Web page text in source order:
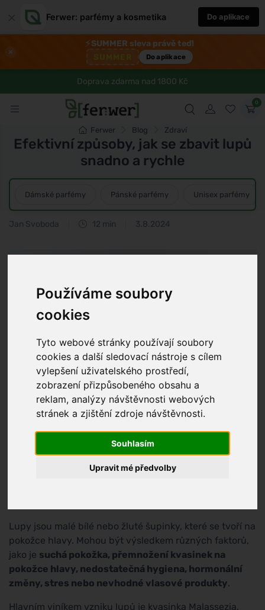
Používáme soubory
cookies
Tyto webové stránky používají soubory
cookies a další sledovací nástroje s cílem
vylepšení uživatelského prostředí,
zobrazení přizpůsobeného obsahu a
reklam, analýzy návštěvnosti webových
stránek a zjištění zdroje návštěvnosti.
Souhlasím
Upravit mé předvolby
Ferwer: parfémy a kosmetika Do aplikace
×
⚡SUMMER sleva právě teď!
Do aplikace
Doprava zdarma nad 1800 Kč
0
Ferwer Blog Zdraví
Efektivní způsoby, jak se zbavit lupů
snadno a rychle
Dámské parfémy Pánské parfémy Unisex parfémy
Jan Svoboda 12 min 3.8.2024
Lupy jsou běžným problémem, který postihuje mnoho
lidí po celém světě. I když nejsou zdraví škodlivé,
mohou být nepříjemné a způsobovat nepohodlí,
jak se zbavit lupů, ať už jde o domácí prostředky nebo
Lupy jsou malé bílé nebo žluté šupinky, které se tvoří na
pokožce hlavy. Mohou být výsledkem různých faktorů,
jako je suchá pokožka, přemnožení kvasinek na
pokožce hlavy, nedostatečná hygiena, hormonální
změny, stres nebo nevhodné vlasové produkty.
Hlavním viníkem vzniku lupů je kvasinka Malassezia,